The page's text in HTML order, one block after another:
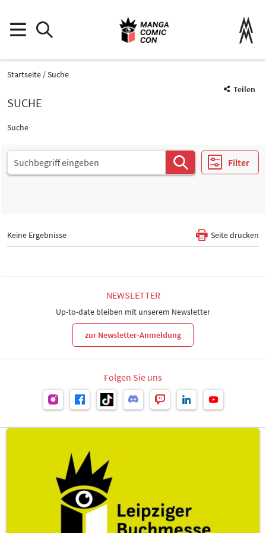
Startseite
Suche
Teilen
SUCHE
Suche
Filter
Keine Ergebnisse Seite drucken
NEWSLETTER
Up-to-date bleiben mit unserem Newsletter
zur Newsletter-Anmeldung
Folgen Sie uns